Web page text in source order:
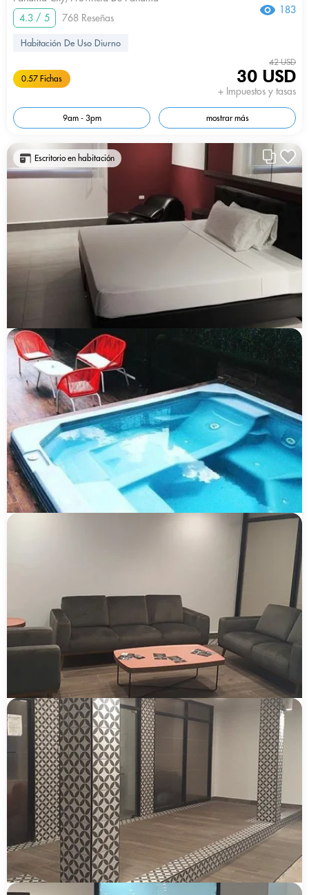
4.3 / 5
768 Reseñas
183
Habitación De Uso Diurno
0.57 Fichas
42 USD
30 USD
+ Impuestos y tasas
9am - 3pm mostrar más
Escritorio en habitación